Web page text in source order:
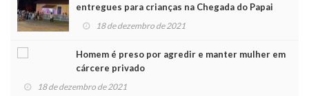
entregues para crianças na Chegada do Papai
Noel 18 de dezembro de 2021
Homem é preso por agredir e manter mulher em
cárcere privado
18 de dezembro de 2021